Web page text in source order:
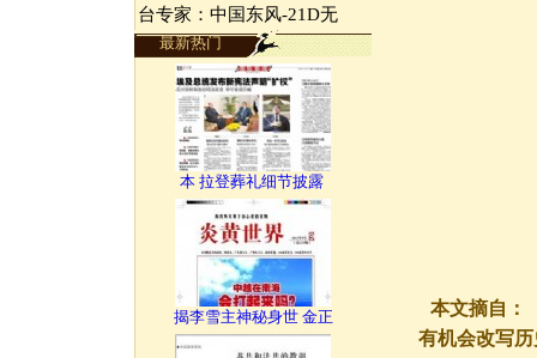
台专家：中国东风-21D无
最新热门
本 拉登葬礼细节披露
揭李雪主神秘身世 金正
本文摘自：
有机会改写